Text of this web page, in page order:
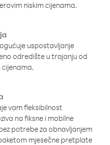
niskim cijenama.
uspostavljanje
odredište u trajanju od
cijenama.
vam fleksibilnost
na fiksne i mobilne
potrebe za obnavljanjem
mjesečne pretplate